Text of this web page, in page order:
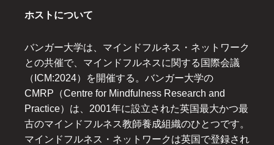
ホストについて
バンガー大学は、マインドフルネス・ネットワーク
との共催で、マインドフルネスに関する国際会議
（ICM:2024）を開催する。バンガー大学の
CMRP（Centre for Mindfulness Research and
Practice）は、2001年に設立された英国最大かつ最
古のマインドフルネス教師養成組織のひとつです。
マインドフルネス・ネットワークは英国で登録され